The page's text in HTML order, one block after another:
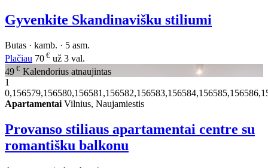
Gyvenkite Skandinavišku stiliumi
Butas · kamb. · 5 asm.
Plačiau 70 € už 3 val.
49 € Kalendorius atnaujintas
1
Apartamentai Vilnius, Naujamiestis
Provanso stiliaus apartamentai centre su
romantišku balkonu